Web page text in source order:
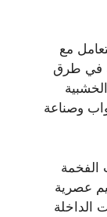
مع
في طرق
وصناعة
الفخمة
عصرية
الداخلة